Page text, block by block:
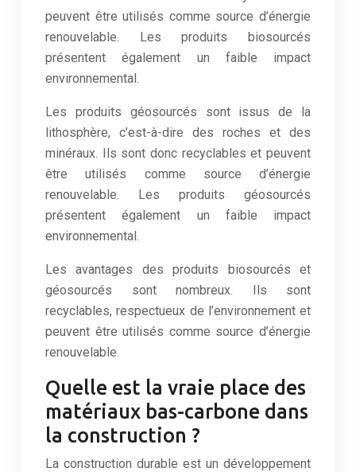
peuvent être utilisés comme source d’énergie
renouvelable. Les produits biosourcés
présentent également un faible impact
environnemental.
Les produits géosourcés sont issus de la
lithosphère, c’est-à-dire des roches et des
minéraux. Ils sont donc recyclables et peuvent
être utilisés comme source d’énergie
renouvelable. Les produits géosourcés
présentent également un faible impact
environnemental.
Les avantages des produits biosourcés et
géosourcés sont nombreux. Ils sont
recyclables, respectueux de l’environnement et
peuvent être utilisés comme source d’énergie
renouvelable.
Quelle est la vraie place des
matériaux bas-carbone dans
la construction ?
La construction durable est un développement